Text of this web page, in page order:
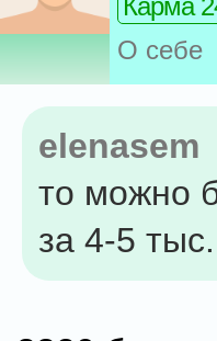
Карма
О себе
elenasem
то можно
за 4-5